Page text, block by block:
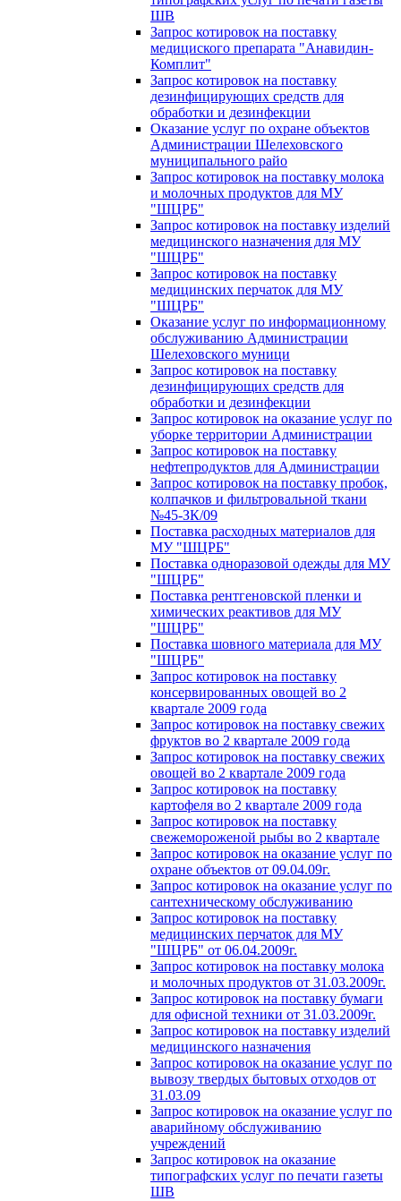
ШВ
Запрос котировок на поставку
медициского препарата "Анавидин-
Комплит"
Запрос котировок на поставку
дезинфицирующих средств для
обработки и дезинфекции
Оказание услуг по охране объектов
Администрации Шелеховского
муниципального райо
Запрос котировок на поставку молока
и молочных продуктов для МУ
"ШЦРБ"
Запрос котировок на поставку изделий
медицинского назначения для МУ
"ШЦРБ"
Запрос котировок на поставку
медицинских перчаток для МУ
"ШЦРБ"
Оказание услуг по информационному
обслуживанию Администрации
Шелеховского муници
Запрос котировок на поставку
дезинфицирующих средств для
обработки и дезинфекции
Запрос котировок на оказание услуг по
уборке территории Администрации
Запрос котировок на поставку
нефтепродуктов для Администрации
Запрос котировок на поставку пробок,
колпачков и фильтровальной ткани
№45-ЗК/09
Поставка расходных материалов для
МУ "ШЦРБ"
Поставка одноразовой одежды для МУ
"ШЦРБ"
Поставка рентгеновской пленки и
химических реактивов для МУ
"ШЦРБ"
Поставка шовного материала для МУ
"ШЦРБ"
Запрос котировок на поставку
консервированных овощей во 2
квартале 2009 года
Запрос котировок на поставку свежих
фруктов во 2 квартале 2009 года
Запрос котировок на поставку свежих
овощей во 2 квартале 2009 года
Запрос котировок на поставку
картофеля во 2 квартале 2009 года
Запрос котировок на поставку
свежемороженой рыбы во 2 квартале
Запрос котировок на оказание услуг по
охране объектов от 09.04.09г.
Запрос котировок на оказание услуг по
сантехническому обслуживанию
Запрос котировок на поставку
медицинских перчаток для МУ
"ШЦРБ" от 06.04.2009г.
Запрос котировок на поставку молока
и молочных продуктов от 31.03.2009г.
Запрос котировок на поставку бумаги
для офисной техники от 31.03.2009г.
Запрос котировок на поставку изделий
медицинского назначения
Запрос котировок на оказание услуг по
вывозу твердых бытовых отходов от
31.03.09
Запрос котировок на оказание услуг по
аварийному обслуживанию
учреждений
Запрос котировок на оказание
типографских услуг по печати газеты
ШВ